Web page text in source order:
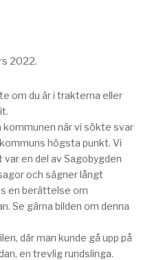
2022.
om du är i trakterna eller
när vi sökte svar
högsta punkt. Vi
en del av Sagobygden
och sägner långt
en berättelse om
Se gärna bilden om denna
där man kunde gå upp på
en trevlig rundslinga.